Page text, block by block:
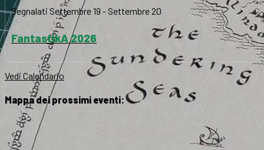
Segnalati Settembre 19 - Settembre 20
FantastikA 2026
Vedi Calendario
Mappa dei prossimi eventi: